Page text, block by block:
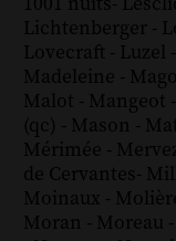
Lichtenberger -
Lovecraft - Luzel -
Madeleine -
Malot - Mangeot -
(qc) - Mason -
Mérimée -
de Cervantes-
Moinaux -
Moran - Moreau -